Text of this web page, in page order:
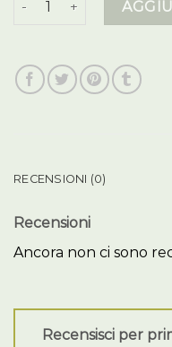
RECENSIONI (0)
Recensioni
Ancora non ci sono
Recensisci per